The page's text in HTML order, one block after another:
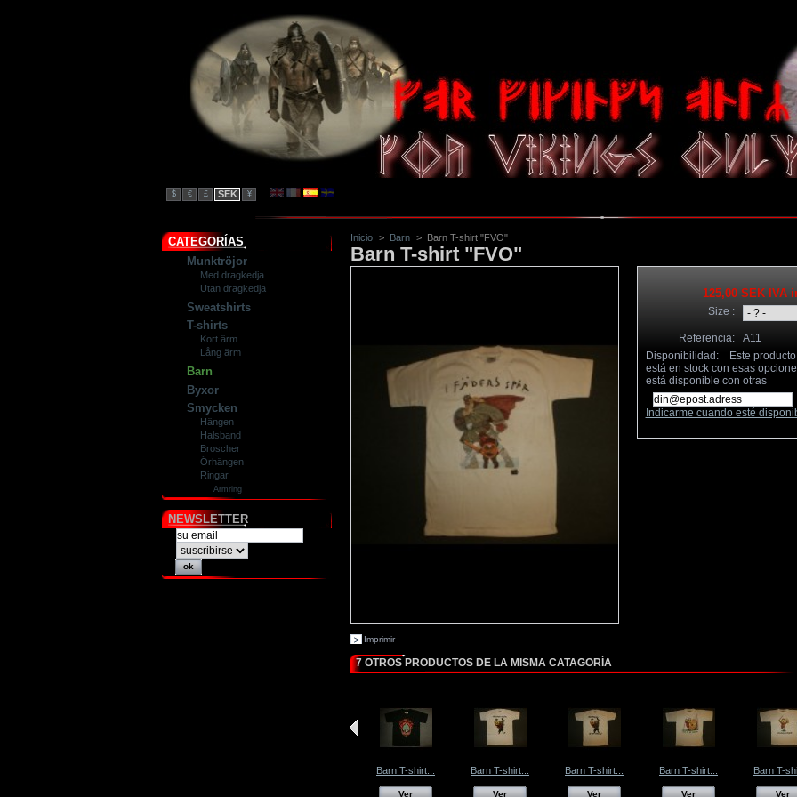
$ € £ SEK ¥
CATEGORÍAS
Munktröjor
Med dragkedja
Utan dragkedja
Sweatshirts
T-shirts
Kort ärm
Lång ärm
Barn
Byxor
Smycken
Hängen
Halsband
Broscher
Örhängen
Ringar
Armring
NEWSLETTER
Inicio > Barn > Barn T-shirt "FVO"
Barn T-shirt "FVO"
Imprimir
125,00 SEKIVA
Size :
Referencia:
A11
Disponibilidad:
Este
está en stock con esas
está disponible con otras
Indicarme cuando esté
7 OTROS PRODUCTOS DE LA MISMA CATAGORÍA
Barn T-shirt...
Ver
Barn T-shirt...
Ver
Barn T-shirt...
Ver
Barn T-shirt...
Ver
Barn T-
Ver